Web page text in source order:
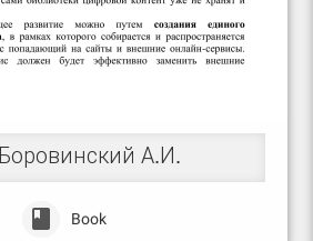
Боровинский А.И.
Book